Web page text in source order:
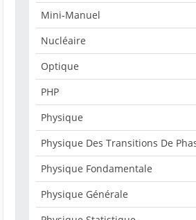
Mini-Manuel
Nucléaire
Optique
PHP
Physique
Physique Des Transitions De
Physique Fondamentale
Physique Générale